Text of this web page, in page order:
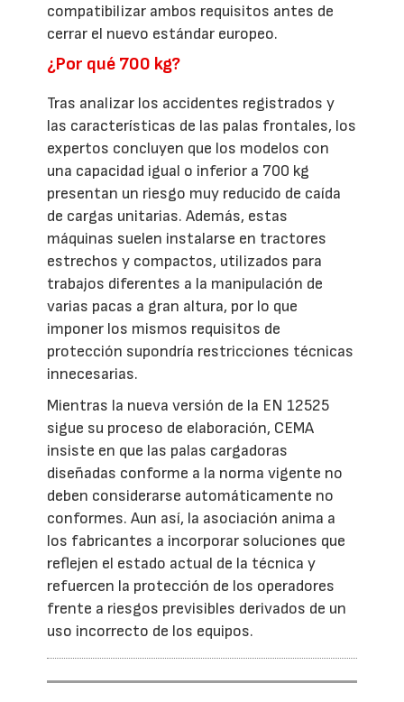
compatibilizar ambos requisitos antes de
cerrar el nuevo estándar europeo.
¿Por qué 700 kg?
Tras analizar los accidentes registrados y
las características de las palas frontales, los
expertos concluyen que los modelos con
una capacidad igual o inferior a 700 kg
presentan un riesgo muy reducido de caída
de cargas unitarias. Además, estas
máquinas suelen instalarse en tractores
estrechos y compactos, utilizados para
trabajos diferentes a la manipulación de
varias pacas a gran altura, por lo que
imponer los mismos requisitos de
protección supondría restricciones técnicas
innecesarias.
Mientras la nueva versión de la EN 12525
sigue su proceso de elaboración, CEMA
insiste en que las palas cargadoras
diseñadas conforme a la norma vigente no
deben considerarse automáticamente no
conformes. Aun así, la asociación anima a
los fabricantes a incorporar soluciones que
reflejen el estado actual de la técnica y
refuercen la protección de los operadores
frente a riesgos previsibles derivados de un
uso incorrecto de los equipos.